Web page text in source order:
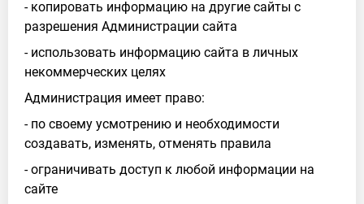
- копировать информацию на другие сайты с
разрешения Администрации сайта
- использовать информацию сайта в личных
некоммерческих целях
Администрация имеет право:
- по своему усмотрению и необходимости
создавать, изменять, отменять правила
- ограничивать доступ к любой информации на
сайте